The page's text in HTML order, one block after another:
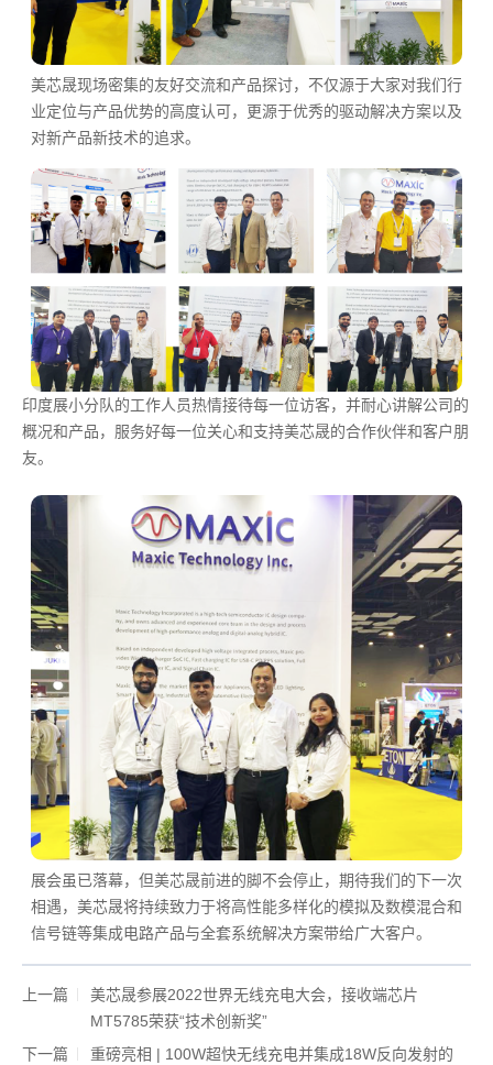
美芯晟现场密集的友好交流和产品探讨，不仅源于大家对我们行
业定位与产品优势的高度认可，更源于优秀的驱动解决方案以及
对新产品新技术的追求。
印度展小分队的工作人员热情接待每一位访客，并耐心讲解公司的
概况和产品，服务好每一位关心和支持美芯晟的合作伙伴和客户朋
友。
展会虽已落幕，但美芯晟前进的脚不会停止，期待我们的下一次
相遇，美芯晟将持续致力于将高性能多样化的模拟及数模混合和
信号链等集成电路产品与全套系统解决方案带给广大客户。
上一篇
美芯晟参展2022世界无线充电大会，接收端芯片
MT5785荣获“技术创新奖”
下一篇
重磅亮相 | 100W超快无线充电并集成18W反向发射的